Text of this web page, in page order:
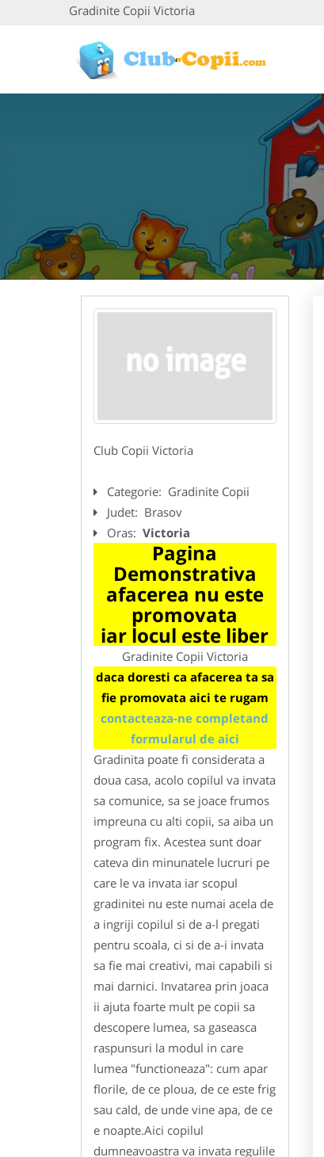
Gradinite Copii Victoria
Club Copii Victoria
Categorie: Gradinite Copii
Judet: Brasov
Oras: Victoria
Pagina
Demonstrativa
afacerea nu este
promovata
iar locul este liber
Gradinite Copii Victoria
daca doresti ca afacerea ta sa
fie promovata aici te rugam
contacteaza-ne completand
formularul de aici
Gradinita poate fi considerata a
doua casa, acolo copilul va invata
sa comunice, sa se joace frumos
impreuna cu alti copii, sa aiba un
program fix. Acestea sunt doar
cateva din minunatele lucruri pe
care le va invata iar scopul
gradinitei nu este numai acela de
a ingriji copilul si de a-l pregati
pentru scoala, ci si de a-i invata
sa fie mai creativi, mai capabili si
mai darnici. Invatarea prin joaca
ii ajuta foarte mult pe copii sa
descopere lumea, sa gaseasca
raspunsuri la modul in care
lumea "functioneaza": cum apar
florile, de ce ploua, de ce este frig
sau cald, de unde vine apa, de ce
e noapte.Aici copilul
dumneavoastra va invata regulile